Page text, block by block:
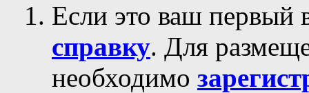
Если это ваш первый
справку. Для
необходимо